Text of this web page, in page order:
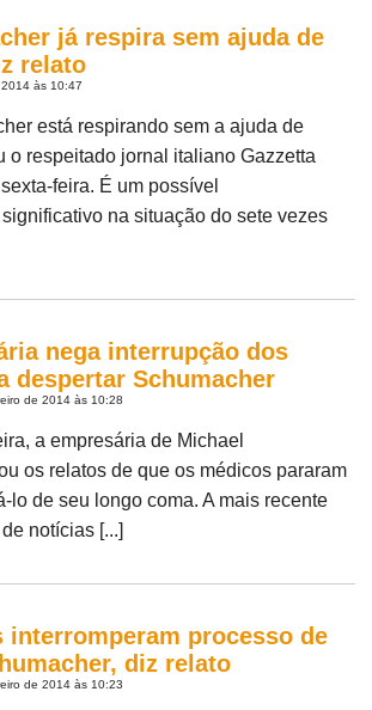
já respira sem ajuda de
relato
às 10:47
está respirando sem a ajuda de
o respeitado jornal italiano Gazzetta
feira. É um possível
na situação do sete vezes
nega interrupção dos
despertar Schumacher
de 2014 às 10:28
a empresária de Michael
os relatos de que os médicos pararam
lo de seu longo coma. A mais recente
notícias [...]
interromperam processo de
diz relato
de 2014 às 10:23